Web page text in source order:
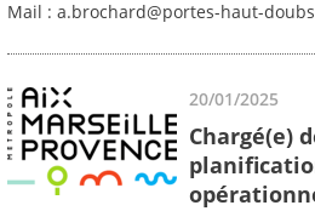
Mail : a.brochard@portes-haut-
20/01/2025
Chargé(e)